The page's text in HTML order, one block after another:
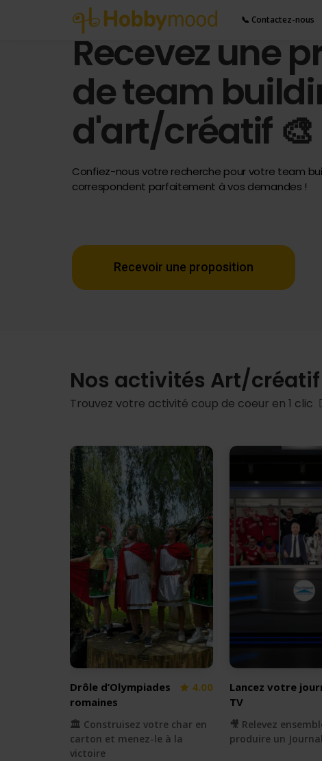
📞 Contactez-nous
Recevez une
de team
d'art/créatif 🎨
Confiez-nous votre recherche pour votre team
correspondent parfaitement à vos demandes !
Recevoir une proposition
Nos activités Art/créatif
Trouvez votre activité coup de coeur en 1 clic
Drôle d’Olympiades
romaines
4.00
🏛️ Construisez votre char en
carton et menez-le à la
victoire
Lancez votre
TV
🎥 Relevez
produire un